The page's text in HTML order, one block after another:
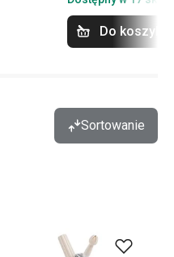
Do koszyka
Sortowanie